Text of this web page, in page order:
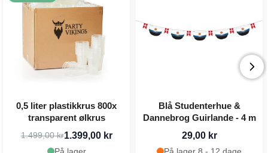
0,5 liter plastikkrus 800x
transparent ølkrus
1.499,00 kr1.399,00 kr
På lager
Blå Studenterhue &
Dannebrog Guirlande - 4 m
29,00 kr
På lager 8 - 12 dage